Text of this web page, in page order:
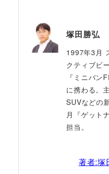
塚田勝弘
1997年3月
クティブビ
『ミニバン
に携わる。
SUVなどの
月『ゲット
担当。
著者:塚